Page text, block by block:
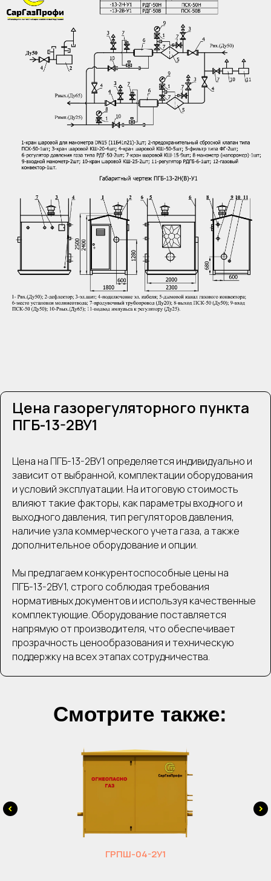
Цена газорегуляторного пункта
ПГБ-13-2ВУ1
Цена на ПГБ-13-2ВУ1 определяется индивидуально и
зависит от выбранной, комплектации оборудования
и условий эксплуатации. На итоговую стоимость
влияют такие факторы, как параметры входного и
выходного давления, тип регуляторов давления,
наличие узла коммерческого учета газа, а также
дополнительное оборудование и опции.
Мы предлагаем конкурентоспособные цены на
ПГБ-13-2ВУ1, строго соблюдая требования
нормативных документов и используя качественные
комплектующие. Оборудование поставляется
напрямую от производителя, что обеспечивает
прозрачность ценообразования и техническую
поддержку на всех этапах сотрудничества.
Смотрите также:
ГРПШ-04-2У1